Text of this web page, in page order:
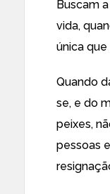
Buscam
vida,
única
Quando
se, e do
peixes,
pessoas